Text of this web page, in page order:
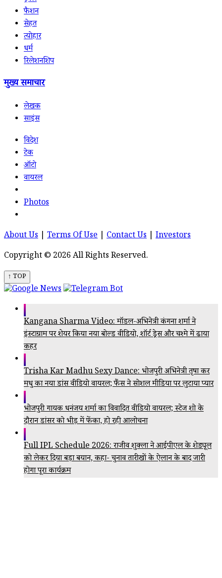
फैशन
सेहत
त्योहार
धर्म
रिलेशनशिप
मुख्य समाचार
लेखक
साइंस
विदेश
टेक
ऑटो
वायरल
Photos
About Us Terms Of Use Contact Us
Investors
Copyright © 2026 All Rights Reserved.
↑ TOP
Kangana Sharma Video: मॉडल-अभिनेत्री कंगना शर्मा ने
इंस्टाग्राम पर शेयर किया नया बोल्ड वीडियो, शॉर्ट ड्रेस और चश्मे में ढाया
कहर
Trisha Kar Madhu Sexy Dance: भोजपुरी अभिनेत्री तृषा कर
मधु का नया डांस वीडियो वायरल; फैंस ने सोशल मीडिया पर लुटाया प्यार
भोजपुरी गायक धनंजय शर्मा का विवादित वीडियो वायरल; स्टेज शो के
दौरान डांसर को भीड़ में फेंका, हो रही आलोचना
Full IPL Schedule 2026: राजीव शुक्ला ने आईपीएल के शेड्यूल
को लेकर दिया बड़ा बयान, कहा- चुनाव तारीखों के ऐलान के बाद जारी
होगा पूरा कार्यक्रम